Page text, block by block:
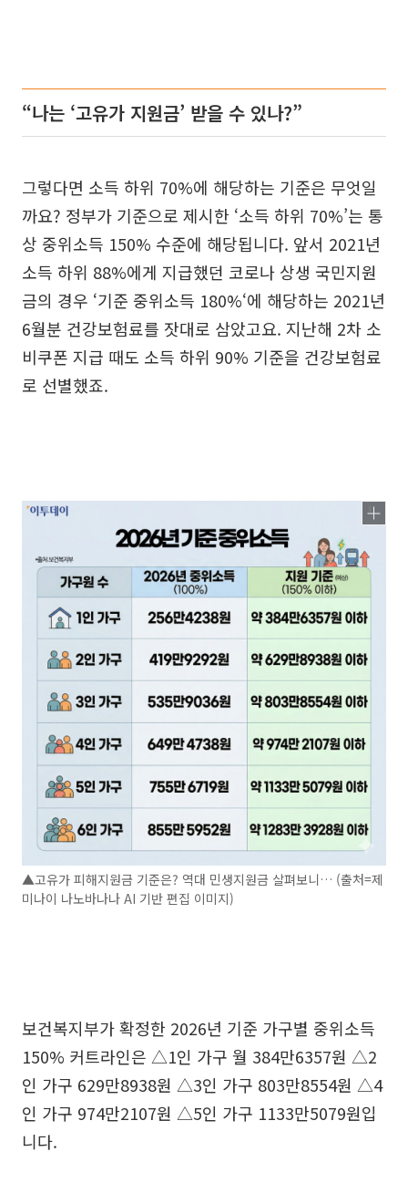
“나는 ‘고유가 지원금’ 받을 수 있나?”
그렇다면 소득 하위 70%에 해당하는 기준은 무엇일
까요? 정부가 기준으로 제시한 ‘소득 하위 70%’는 통
상 중위소득 150% 수준에 해당됩니다. 앞서 2021년
소득 하위 88%에게 지급했던 코로나 상생 국민지원
금의 경우 ‘기준 중위소득 180%‘에 해당하는 2021년
6월분 건강보험료를 잣대로 삼았고요. 지난해 2차 소
비쿠폰 지급 때도 소득 하위 90% 기준을 건강보험료
로 선별했죠.
▲고유가 피해지원금 기준은? 역대 민생지원금 살펴보니… (출처=제
미나이 나노바나나 AI 기반 편집 이미지)
보건복지부가 확정한 2026년 기준 가구별 중위소득
150% 커트라인은 △1인 가구 월 384만6357원 △2
인 가구 629만8938원 △3인 가구 803만8554원 △4
인 가구 974만2107원 △5인 가구 1133만5079원입
니다.